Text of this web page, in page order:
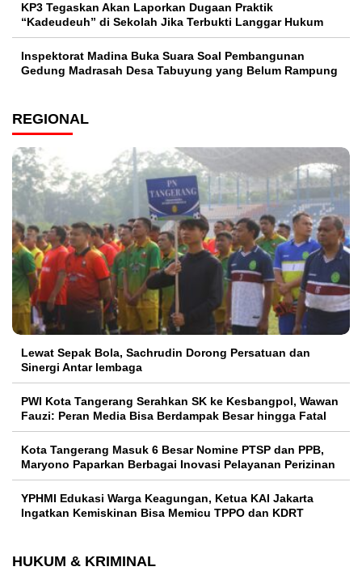
KP3 Tegaskan Akan Laporkan Dugaan Praktik
“Kadeudeuh” di Sekolah Jika Terbukti Langgar Hukum
Inspektorat Madina Buka Suara Soal Pembangunan
Gedung Madrasah Desa Tabuyung yang Belum Rampung
REGIONAL
Lewat Sepak Bola, Sachrudin Dorong Persatuan dan
Sinergi Antar lembaga
PWI Kota Tangerang Serahkan SK ke Kesbangpol, Wawan
Fauzi: Peran Media Bisa Berdampak Besar hingga Fatal
Kota Tangerang Masuk 6 Besar Nomine PTSP dan PPB,
Maryono Paparkan Berbagai Inovasi Pelayanan Perizinan
YPHMI Edukasi Warga Keagungan, Ketua KAI Jakarta
Ingatkan Kemiskinan Bisa Memicu TPPO dan KDRT
HUKUM & KRIMINAL